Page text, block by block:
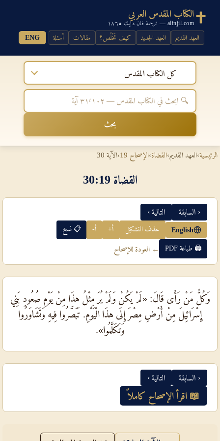
الكتاب المقدس العربي
alinjil.com — ترجمة فان دايك ١٨٦٥
العهد القديم العهد الجديد كيف تَخْلُص؟ مقالات أسئلة ENG
كل الكتاب المقدس
بحث
الرئيسية›العهد القديم›القضاة›الإصحاح 19 ›الآية 30
القضاة 19‏:‏30
‹ السابقة التالية ›
English حذف التشكيل أ+ أ- 📋 نسخ
🖨 طباعة PDF ← العودة للإصحاح
وَكُلُّ مَنْ رَأَى قَالَ: «لَمْ يَكُنْ وَلَمْ يُرَ مِثْلُ هذَا مِنْ يَوْمِ صُعُودِ بَنِي
إِسْرَائِيلَ مِنْ أَرْضِ مِصْرَ إِلَى هذَا الْيَوْمِ. تَبَصَّرُوا فِيهِ وَتَشَاوَرُوا
وَتَكَلَّمُوا».
‹ السابقة التالية ›
📖 اقرأ الإصحاح كاملاً